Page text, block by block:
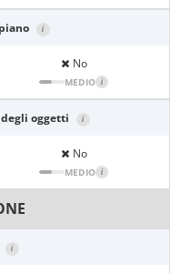
i
No
MEDIO i
oggetti i
No
MEDIO i
i